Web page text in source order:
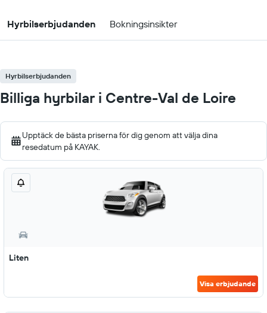
Hyrbilserbjudanden Bokningsinsikter
Hyrbilserbjudanden
Billiga hyrbilar i Centre-Val de Loire
Upptäck de bästa priserna för dig genom att välja dina
resedatum på KAYAK.
Liten
Visa erbjudande